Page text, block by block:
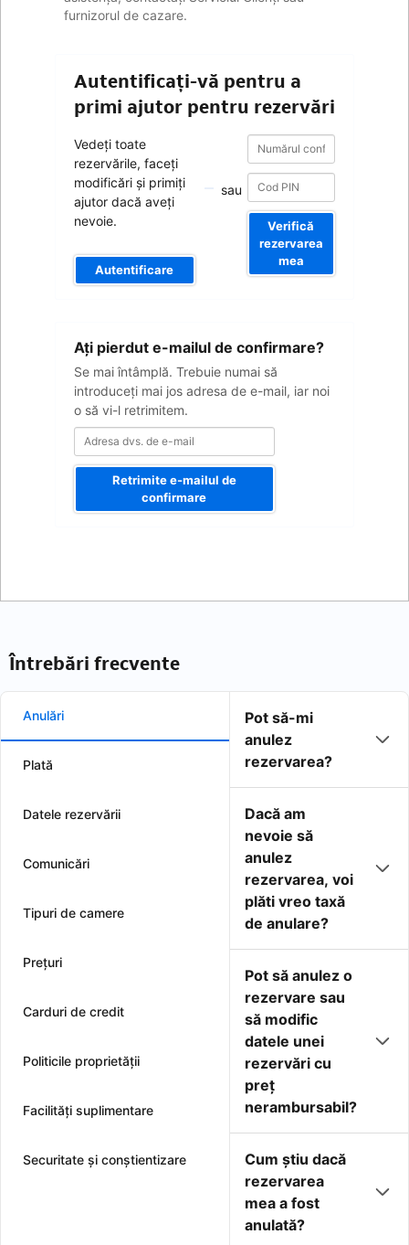
furnizorul de cazare.
Autentificați-vă pentru a
primi ajutor pentru rezervări
Vedeți toate
rezervările, faceți
modificări și primiți
ajutor dacă aveți
nevoie.
Autentificare
sau
Numărul
confirmării
Numărul
confirmării
Verifică
rezervarea
mea
Aţi pierdut e-mailul de confirmare?
Se mai întâmplă. Trebuie numai să
introduceţi mai jos adresa de e-mail, iar noi
o să vi-l retrimitem.
Retrimite e-mailul de
confirmare
Întrebări frecvente
Anulări
Plată
Datele rezervării
Comunicări
Tipuri de camere
Preţuri
Carduri de credit
Politicile proprietății
Facilităţi suplimentare
Securitate și conștientizare
Pot să-mi
anulez
rezervarea?
Dacă am
nevoie să
anulez
rezervarea, voi
plăti vreo taxă
de anulare?
Pot să anulez o
rezervare sau
să modific
datele unei
rezervări cu
preţ
nerambursabil?
Cum ştiu dacă
rezervarea
mea a fost
anulată?